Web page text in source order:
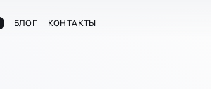
БЛОГ КОНТАКТЫ